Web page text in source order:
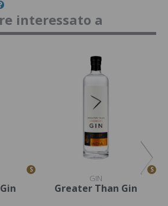
interessato a
S S
GIN
Greater Than Gin